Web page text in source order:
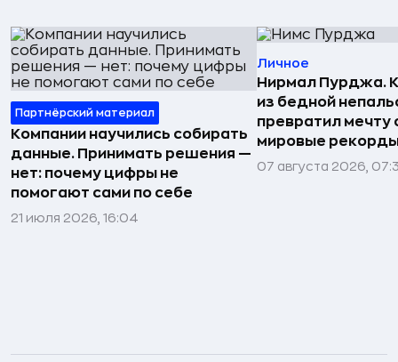
Партнёрский материал
Компании научились собирать
данные. Принимать решения —
нет: почему цифры не
помогают сами по себе
21 июля 2026, 16:04
Личное
Нирмал Пурджа.
из бедной
превратил мечту
мировые рекорды
07 августа 2026,